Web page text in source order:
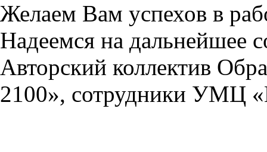
Желаем Вам успехов в
Надеемся на дальнейшее
Авторский коллектив
2100», сотрудники УМЦ